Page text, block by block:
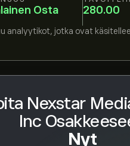
Osta 280.00
analyytikot, jotka ovat
Nexstar
Inc
Nyt